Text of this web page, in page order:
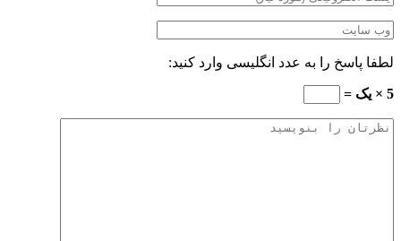
لطفا پاسخ را به عدد انگلیسی وارد کنید:
5 × یک =